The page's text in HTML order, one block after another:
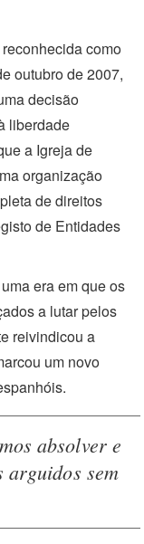
como
outubro de 2007,
decisão
liberdade
a Igreja de
organização
de direitos
de Entidades
era em que os
a lutar pelos
reivindicou a
um novo
absolver e
arguidos sem